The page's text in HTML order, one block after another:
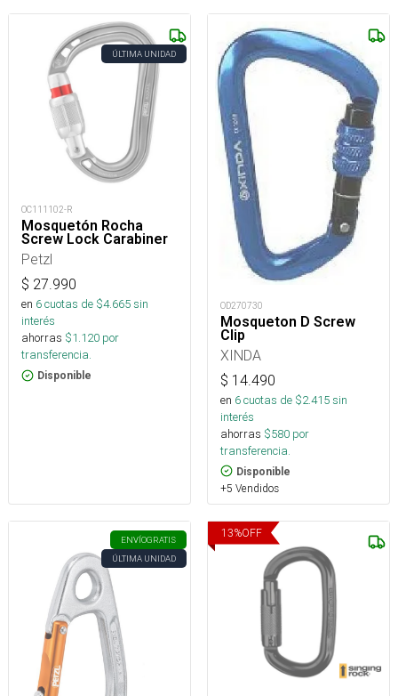
ÚLTIMA UNIDAD
OC111102-R
Mosquetón Rocha
Screw Lock Carabiner
Petzl
$ 27.990
en 6cuotas de $4.665sin
interés
ahorras $1.120 por
transferencia.
Disponible
OD270730
Mosqueton D Screw
Clip
XINDA
$ 14.490
en 6cuotas de $2.415sin
interés
ahorras $580 por
transferencia.
Disponible
+5 Vendidos
ENVÍOGRATIS
ÚLTIMA UNIDAD
13%OFF